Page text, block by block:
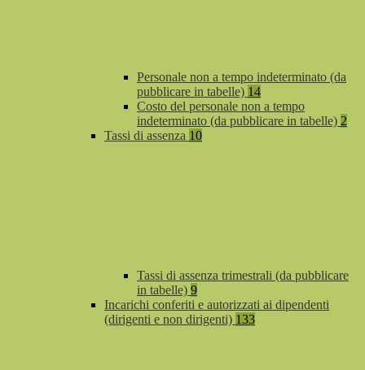
Personale non a tempo indeterminato (da
pubblicare in tabelle) 14
Costo del personale non a tempo
indeterminato (da pubblicare in tabelle) 2
Tassi di assenza 10
Tassi di assenza trimestrali (da pubblicare
in tabelle) 9
Incarichi conferiti e autorizzati ai dipendenti
(dirigenti e non dirigenti) 133